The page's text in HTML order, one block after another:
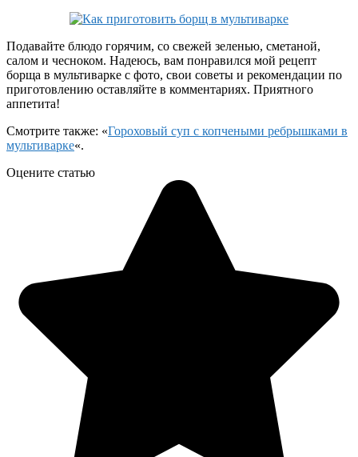
Подавайте блюдо горячим, со свежей зеленью, сметаной,
салом и чесноком. Надеюсь, вам понравился мой рецепт
борща в мультиварке с фото, свои советы и рекомендации по
приготовлению оставляйте в комментариях. Приятного
аппетита!
Смотрите также: «Гороховый суп с копчеными ребрышками в
мультиварке«.
Оцените статью